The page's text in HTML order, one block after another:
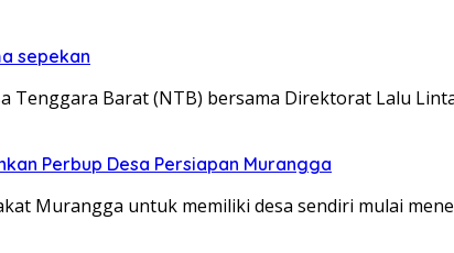
sepekan
Tenggara Barat (NTB) bersama Direktorat Lalu
Perbup Desa Persiapan Murangga
Murangga untuk memiliki desa sendiri mulai